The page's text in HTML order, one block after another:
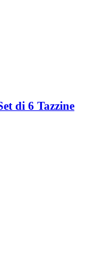
di 6 Tazzine